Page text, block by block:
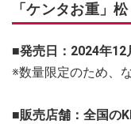
「ケンタお重」
■発売日：2024年12
※数量限定のため、
■販売店舗：全国の